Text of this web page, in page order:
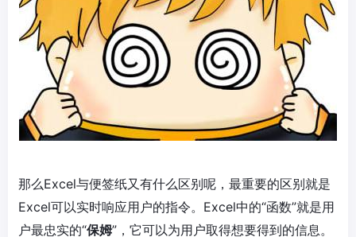
那么Excel与便签纸又有什么区别呢，最重要的区别就是
Excel可以实时响应用户的指令。Excel中的“函数”就是用
户最忠实的“保姆”，它可以为用户取得想要得到的信息。